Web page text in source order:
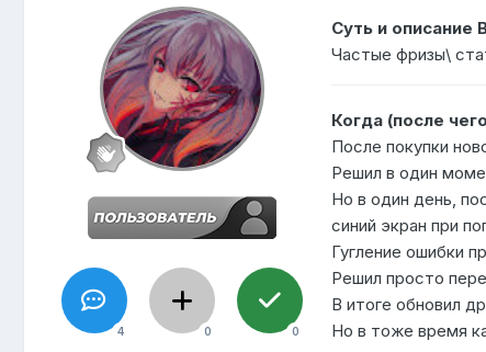
4 0 0
Суть и
Частые фризы\
Когда (после
После покупки
Решил в один
Но в один день,
синий экран при
Гугление ошибки
Решил просто
В итоге обновил
Но в тоже время